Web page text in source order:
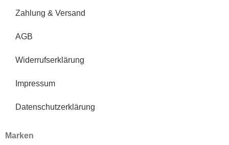
Zahlung & Versand
AGB
Widerrufserklärung
Impressum
Datenschutzerklärung
Marken